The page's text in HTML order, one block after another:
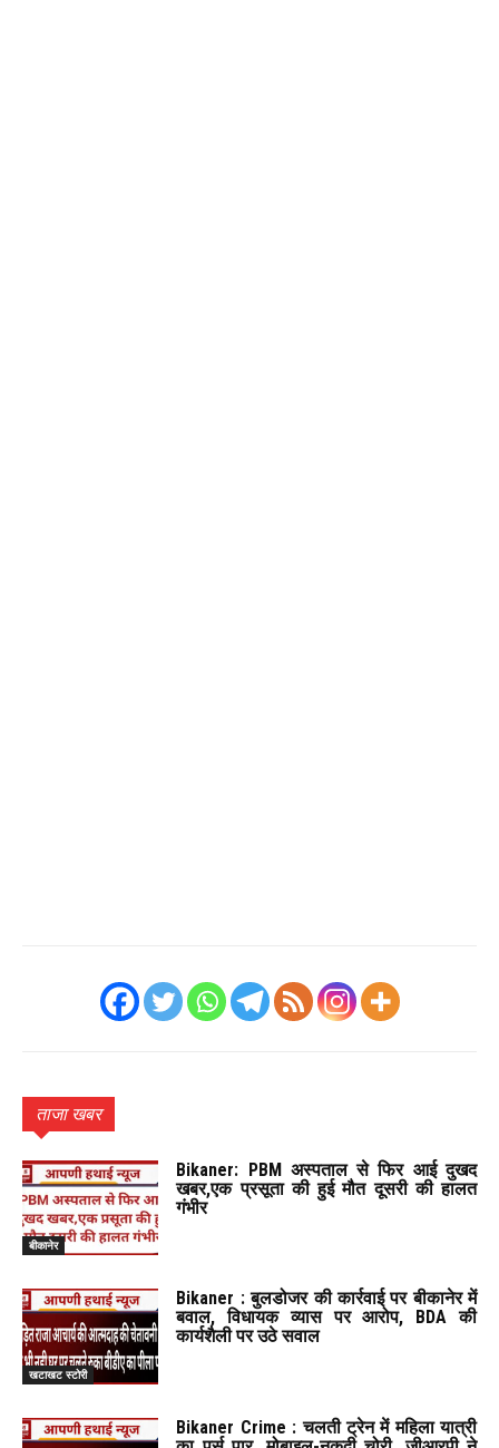
ताजा खबर
बीकानेर
Bikaner: PBM अस्पताल से फिर आई दुखद
खबर,एक प्रसूता की हुई मौत दूसरी की हालत
गंभीर
खटाखट स्टोरी
Bikaner : बुलडोजर की कार्रवाई पर बीकानेर में
बवाल, विधायक व्यास पर आरोप, BDA की
कार्यशैली पर उठे सवाल
Bikaner Crime : चलती ट्रेन में महिला यात्री